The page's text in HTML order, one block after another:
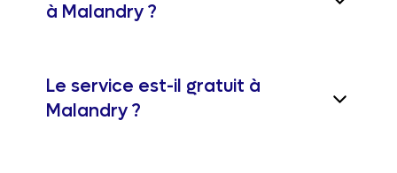
à Malandry ?
Le service est-il gratuit à
Malandry ?